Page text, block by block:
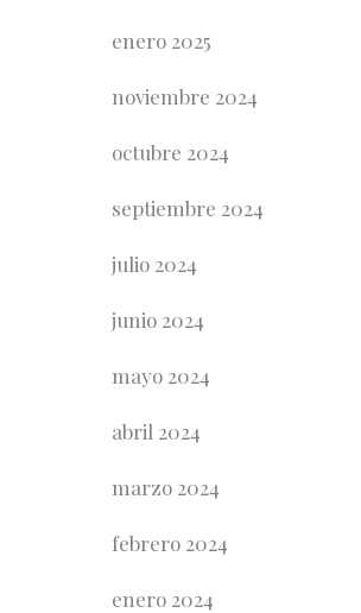
enero 2025
noviembre 2024
octubre 2024
septiembre 2024
julio 2024
junio 2024
mayo 2024
abril 2024
marzo 2024
febrero 2024
enero 2024